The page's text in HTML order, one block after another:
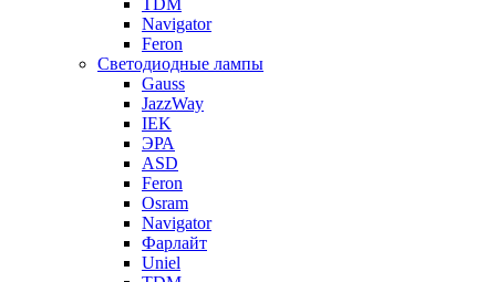
Navigator
Feron
Светодиодные лампы
Gauss
JazzWay
IEK
ЭРА
ASD
Feron
Osram
Navigator
Фарлайт
Uniel